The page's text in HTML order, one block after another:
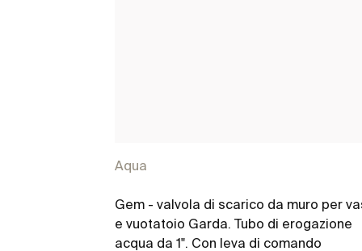
Aqua
Gem - valvola di scarico da muro per
e vuotatoio Garda. Tubo di erogazione
acqua da 1". Con leva di comando